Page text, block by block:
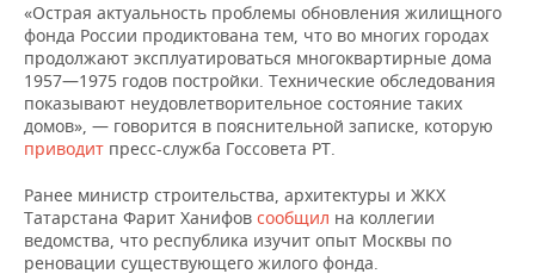
КОМУ ПРИНАДЛЕЖАТ
ТОРГОВЫЕ ЦЕНТРЫ
ТАТАРСТАНА
БЮДЖЕТ
ИНВЕСТИЦИИ
МАШИНОСТРОЕНИЕ
НЕФТЕХИМИЯ
НЕФТЬ
ОПК
ЭНЕРГЕТИКА
НОВОСТИ АВТО
БИЗНЕС
НОВОСТИ БИЗНЕСА
РОЗНИЧНАЯ ТОРГОВЛЯ
ТРАНСПОРТ
УСЛУГИ
ТЕХНОЛОГИИ
НОВОСТИ ТЕХНОЛОГИЙ
IT
МЕДИА
МЕРОПРИЯТИЯ
НОВОСТИ МЕРОПРИЯТИЙ
ВЫЕЗДНАЯ РЕДАКЦИЯ
СПОРТ
НОВОСТИ СПОРТА
ОБЩЕСТВО
«Острая актуальность проблемы обновления жилищного
фонда России продиктована тем, что во многих городах
продолжают эксплуатироваться многоквартирные дома
1957—1975 годов постройки. Технические обследования
показывают неудовлетворительное состояние таких
домов», — говорится в пояснительной записке, которую
приводит пресс-служба Госсовета РТ.
Ранее министр строительства, архитектуры и ЖКХ
Татарстана Фарит Ханифов сообщил на коллегии
ведомства, что республика изучит опыт Москвы по
реновации существующего жилого фонда.